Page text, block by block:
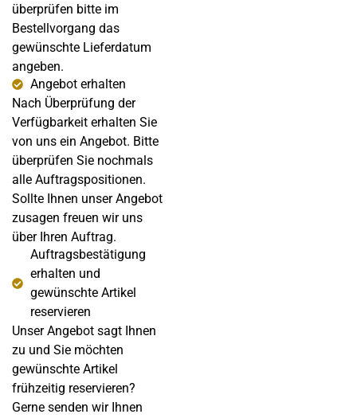
überprüfen bitte im
Bestellvorgang das
gewünschte Lieferdatum
angeben.
Angebot erhalten
Nach Überprüfung der
Verfügbarkeit erhalten Sie
von uns ein Angebot. Bitte
überprüfen Sie nochmals
alle Auftragspositionen.
Sollte Ihnen unser Angebot
zusagen freuen wir uns
über Ihren Auftrag.
Auftragsbestätigung
erhalten und
gewünschte Artikel
reservieren
Unser Angebot sagt Ihnen
zu und Sie möchten
gewünschte Artikel
frühzeitig reservieren?
Gerne senden wir Ihnen